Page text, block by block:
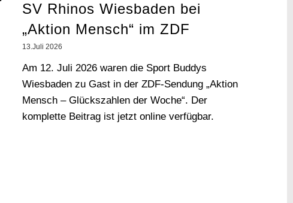
SV Rhinos Wiesbaden bei
„Aktion Mensch“ im ZDF
13.Juli 2026
Am 12. Juli 2026 waren die Sport Buddys
Wiesbaden zu Gast in der ZDF-Sendung „Aktion
Mensch – Glückszahlen der Woche“. Der
komplette Beitrag ist jetzt online verfügbar.